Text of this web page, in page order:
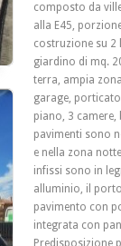
composto da
alla E45,
costruzione su 2
giardino di mq.
terra, ampia
garage,
piano, 3
pavimenti sono
e nella zona
infissi sono in
alluminio, il
pavimento con
integrata con
Predisposizione